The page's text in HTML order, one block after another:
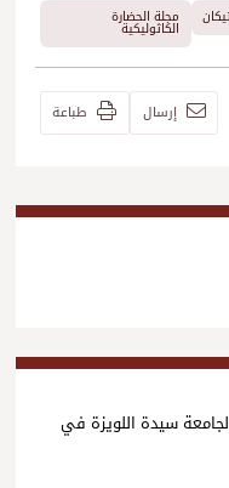
مجلة الحضارة
الكاثوليكية
إرسال طباعة
سيدة اللويزة في